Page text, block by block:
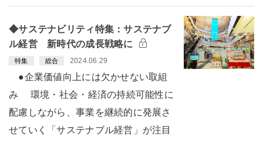
◆サステナビリティ特集：サステナブ
ル経営 新時代の成長戦略に
特集 総合 2024.06.29
●企業価値向上には欠かせない取組
み 環境・社会・経済の持続可能性に
配慮しながら、事業を継続的に発展さ
せていく「サステナブル経営」が注目